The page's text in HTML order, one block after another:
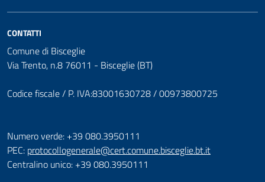
CONTATTI
Comune di Bisceglie
Via Trento, n.8 76011 - Bisceglie (BT)
Codice fiscale / P. IVA:83001630728 / 00973800725
Numero verde: +39 080.3950111
PEC: protocollogenerale@cert.comune.bisceglie.bt.it
Centralino unico: +39 080.3950111